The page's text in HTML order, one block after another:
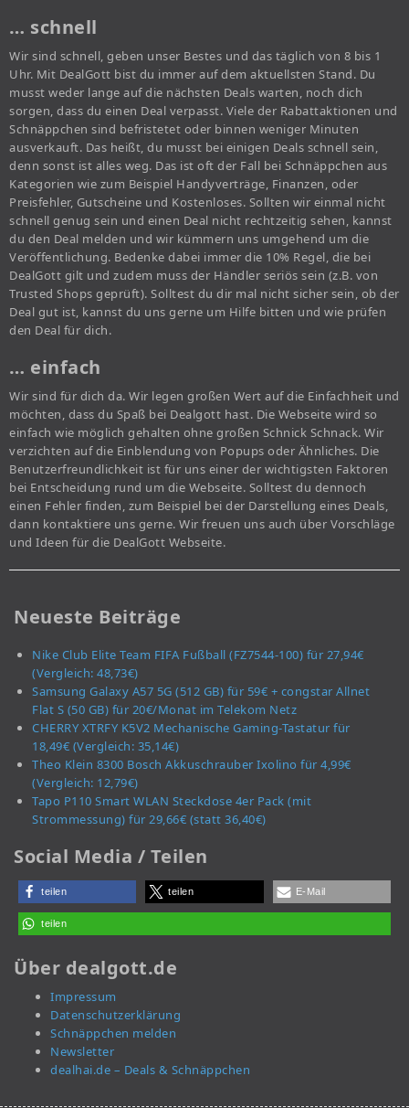
… schnell
Wir sind schnell, geben unser Bestes und das täglich von 8 bis 1
Uhr. Mit DealGott bist du immer auf dem aktuellsten Stand. Du
musst weder lange auf die nächsten Deals warten, noch dich
sorgen, dass du einen Deal verpasst. Viele der Rabattaktionen und
Schnäppchen sind befristetet oder binnen weniger Minuten
ausverkauft. Das heißt, du musst bei einigen Deals schnell sein,
denn sonst ist alles weg. Das ist oft der Fall bei Schnäppchen aus
Kategorien wie zum Beispiel Handyverträge, Finanzen, oder
Preisfehler, Gutscheine und Kostenloses. Sollten wir einmal nicht
schnell genug sein und einen Deal nicht rechtzeitig sehen, kannst
du den Deal melden und wir kümmern uns umgehend um die
Veröffentlichung. Bedenke dabei immer die 10% Regel, die bei
DealGott gilt und zudem muss der Händler seriös sein (z.B. von
Trusted Shops geprüft). Solltest du dir mal nicht sicher sein, ob der
Deal gut ist, kannst du uns gerne um Hilfe bitten und wie prüfen
den Deal für dich.
… einfach
Wir sind für dich da. Wir legen großen Wert auf die Einfachheit und
möchten, dass du Spaß bei Dealgott hast. Die Webseite wird so
einfach wie möglich gehalten ohne großen Schnick Schnack. Wir
verzichten auf die Einblendung von Popups oder Ähnliches. Die
Benutzerfreundlichkeit ist für uns einer der wichtigsten Faktoren
bei Entscheidung rund um die Webseite. Solltest du dennoch
einen Fehler finden, zum Beispiel bei der Darstellung eines Deals,
dann kontaktiere uns gerne. Wir freuen uns auch über Vorschläge
und Ideen für die DealGott Webseite.
Neueste Beiträge
Nike Club Elite Team FIFA Fußball (FZ7544-100) für 27,94€
(Vergleich: 48,73€)
Samsung Galaxy A57 5G (512 GB) für 59€ + congstar Allnet
Flat S (50 GB) für 20€/Monat im Telekom Netz
CHERRY XTRFY K5V2 Mechanische Gaming-Tastatur für
18,49€ (Vergleich: 35,14€)
Theo Klein 8300 Bosch Akkuschrauber Ixolino für 4,99€
(Vergleich: 12,79€)
Tapo P110 Smart WLAN Steckdose 4er Pack (mit
Strommessung) für 29,66€ (statt 36,40€)
Social Media / Teilen
teilen teilen E-Mail
teilen
Über dealgott.de
Impressum
Datenschutzerklärung
Schnäppchen melden
Newsletter
dealhai.de – Deals & Schnäppchen